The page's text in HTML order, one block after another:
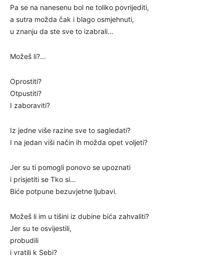
Pa se na nanesenu bol ne toliko povrijediti,
a sutra možda čak i blago osmjehnuti,
u znanju da ste sve to izabrali…
Možeš li?…
Oprostiti?
Otpustiti?
I zaboraviti?
Iz jedne više razine sve to sagledati?
I na jedan viši način ih možda opet voljeti?
Jer su ti pomogli ponovo se upoznati
i prisjetiti se Tko si…
Biće potpune bezuvjetne ljubavi.
Možeš li im u tišini iz dubine bića zahvaliti?
Jer su te osvijestili,
probudili
i vratili k Sebi?